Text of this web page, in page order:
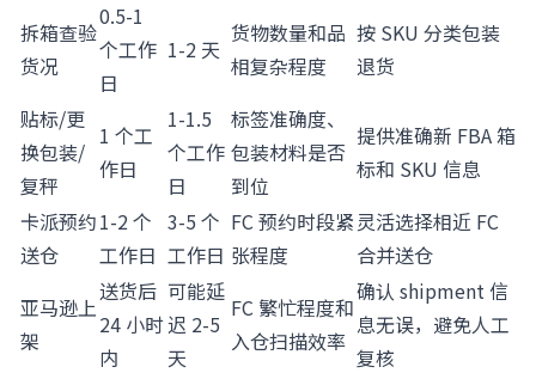
拆箱查验
货况
0.5-1
个工作
日
1-2 天
货物数量和品
相复杂程度
按 SKU 分类包装
退货
贴标/更
换包装/
复秤
1 个工
作日
1-1.5
个工作
日
标签准确度、
包装材料是否
到位
提供准确新 FBA 箱
标和 SKU 信息
卡派预约
送仓
1-2 个
工作日
3-5 个
工作日
FC 预约时段紧
张程度
灵活选择相近 FC
合并送仓
亚马逊上
架
送货后
24 小时
内
可能延
迟 2-5
天
FC 繁忙程度和
入仓扫描效率
确认 shipment 信
息无误，避免人工
复核